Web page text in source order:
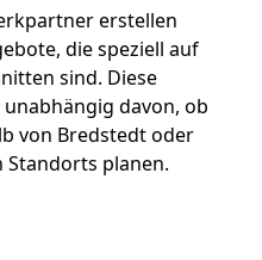
erstellen
die speziell auf
sind. Diese
davon, ob
von Bredstedt oder
planen.